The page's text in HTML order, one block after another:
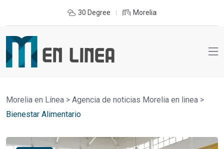
30 Degree Morelia
Morelia en Línea > Agencia de noticias Morelia en linea >
Bienestar Alimentario